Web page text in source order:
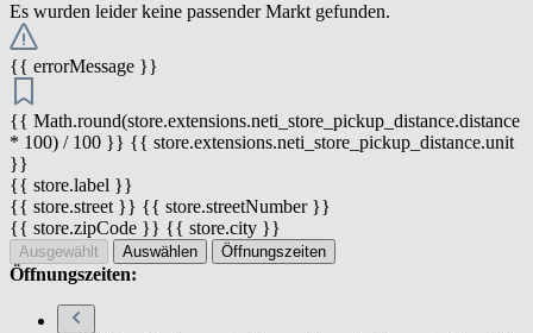
Es wurden leider keine passender Markt gefunden.
{{ errorMessage }}
{{ Math.round(store.extensions.neti_store_pickup_distance.distance
* 100) / 100 }} {{ store.extensions.neti_store_pickup_distance.unit
}}
{{ store.label }}
{{ store.street }} {{ store.streetNumber }}
{{ store.zipCode }} {{ store.city }}
Ausgewählt Auswählen Öffnungszeiten
Öffnungszeiten: